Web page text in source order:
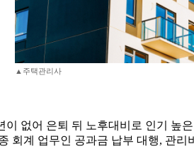
▲주택관리사
없어 은퇴 뒤 노후대비로 인기 높
회계 업무인 공과금 납부 대행, 관리